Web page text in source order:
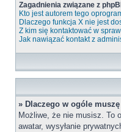
Zagadnienia związane z
Kto jest autorem tego
Dlaczego funkcja X nie jest
Z kim się kontaktować w
Jak nawiązać kontakt z
» Dlaczego w ogóle
Możliwe, że nie musisz. To
awatar, wysyłanie